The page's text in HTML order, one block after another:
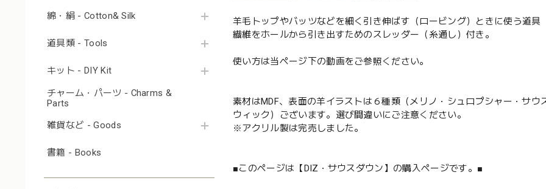
綿・絹 - Cotton& Silk
道具類 - Tools
キット - DIY Kit
チャーム・パーツ - Charms &
Parts
雑貨など - Goods
書籍 - Books
羊毛トップやバッツなどを細く引き伸ばす（ロービング）ときに使う道具
繊維をホールから引き出すためのスレッダー（糸通し）付き。
使い方は当ページ下の動画をご参照ください。
素材はMDF、表面の羊イラストは６種類（メリノ・シュロプシャー・サ
ウィック）ございます。選び間違いにご注意ください。
※アクリル製は完売しました。
■このページは【DIZ・サウスダウン】の購入ページです。■